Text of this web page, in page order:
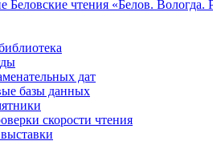
Беловские чтения «Белов. Вологда.
дат
базы данных
скорости чтения